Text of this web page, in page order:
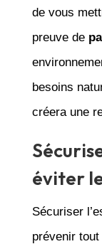
de vous
preuve de
besoins
créera une
éviter
Sécuriser
prévenir tout